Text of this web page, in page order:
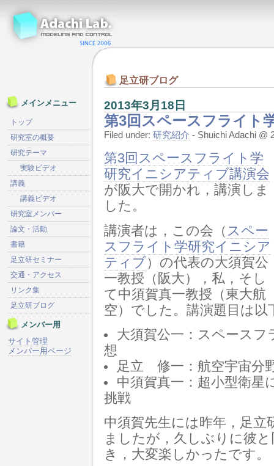
足立研ブログ
2013年3月18日
第3回スペースフライト
Filed under: 研究紹介 - Shuichi Adachi @
第3回スペースフライト学
研究イニシアティブ講演会
が阪大で開かれ，講演しま
した。
講演者は，この会（ スペー
スフライト学研究イニシア
ティブ）の代表の大須賀公
一教授（阪大），私，そし
て中須賀真一教授（東大航
空）でした。講演題目は以
大須賀公一：スペース
想
足立 修一：航空宇宙分
中須賀真一：超小型衛星
挑戦
中須賀先生には昨年，足
ましたが，久しぶりに彼
き，大変楽しかったです。
メインメニュー
トップ
研究室の概要
研究テーマ
実験ビデオ
講義
講義ビデオ
研究室メンバー
論文・活動
書籍
足立研セミナー
交通・アクセス
リンク集
足立研ブログ
メンバー用
サイト管理
メンバー用ページ